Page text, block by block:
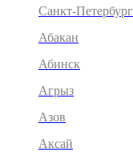
Санкт-Петербург
Абакан
Абинск
Агрыз
Азов
Аксай